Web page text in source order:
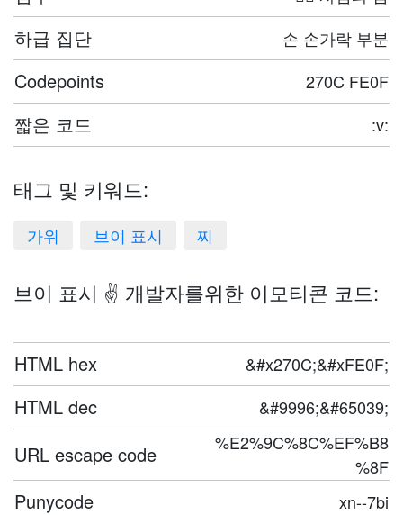
하급 집단 손 손가락 부분
Codepoints 270C FE0F
짧은 코드 :v:
태그 및 키워드:
가위 브이 표시 찌
브이 표시 ✌️ 개발자를위한 이모티콘 코드:
HTML hex &#x270C;&#xFE0F;
HTML dec &#9996;&#65039;
URL escape code
%E2%9C%8C%EF%B8
%8F
Punycode xn--7bi